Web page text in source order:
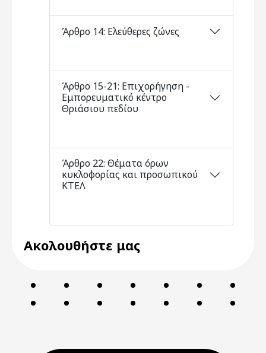
Άρθρο 14: Ελεύθερες ζώνες
Άρθρο 15-21: Επιχορήγηση -
Εμπορευματικό κέντρο
Θριάσιου πεδίου
Άρθρο 22: Θέματα όρων
κυκλοφορίας και προσωπικού
ΚΤΕΛ
Ακολουθήστε μας